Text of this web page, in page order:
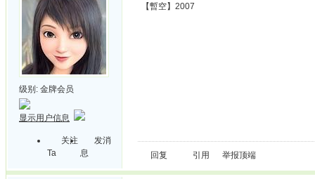
级别: 金牌会员
显示用户信息
关注
Ta
发消
息
【暫空】2007
回复 引用 举报顶端